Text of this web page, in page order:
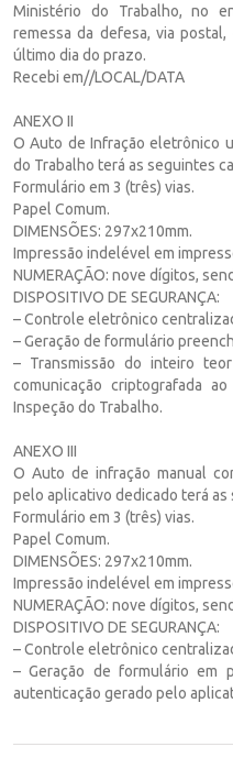
Ministério do Trabalho, no
remessa da defesa, via
último dia do prazo.
Recebi em//LOCAL/DATA
ANEXO II
O Auto de Infração eletrônico
do Trabalho terá as seguintes
Formulário em 3 (três) vias.
Papel Comum.
DIMENSÕES: 297x210mm.
Impressão indelével em
NUMERAÇÃO: nove dígitos,
DISPOSITIVO DE SEGURANÇA:
– Controle eletrônico
– Geração de formulário
– Transmissão do inteiro
comunicação criptografada
Inspeção do Trabalho.
ANEXO III
O Auto de infração manual
pelo aplicativo dedicado terá
Formulário em 3 (três) vias.
Papel Comum.
DIMENSÕES: 297x210mm.
Impressão indelével em
NUMERAÇÃO: nove dígitos,
DISPOSITIVO DE SEGURANÇA:
– Controle eletrônico
– Geração de formulário em
autenticação gerado pelo